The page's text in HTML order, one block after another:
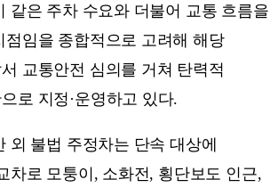
같은 주차 수요와 더불어 교통 흐름을
점임을 종합적으로 고려해 해당
교통안전 심의를 거쳐 탄력적
로 지정·운영하고 있다.
외 불법 주정차는 단속 대상에
차로 모퉁이, 소화전, 횡단보도 인근,